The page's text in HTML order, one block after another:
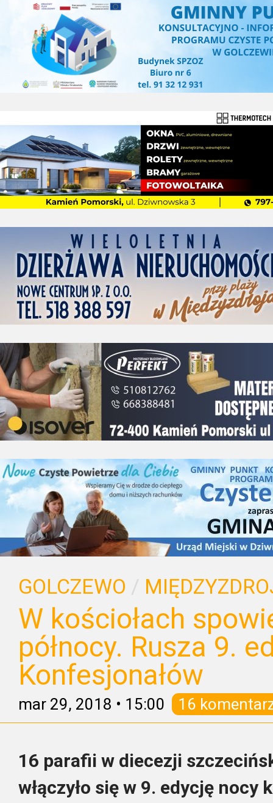
GOLCZEWO /
W kościołach
północy. Rusza 9.
Konfesjonałów
mar 29, 2018 • 15:00 16
16 parafii w diecezji
włączyło się w 9. edycję nocy